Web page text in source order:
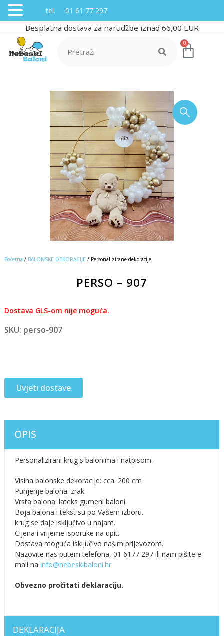
Besplatna dostava za narudžbe iznad 66,00 EUR
0
Početna / BALONSKE DEKORACIJE / Personalizirane dekoracije
PERSO – 907
Dostava GLS-om nije moguća.
SKU: perso-907
Uvjeti dostave
OPIS
Personalizirani krug s balonima i natpisom.
Visina balonske dekoracije: cca. 200 cm
Punjenje balona: zrak
Vrsta balona: lateks gumeni baloni
Boja balona i tekst su po Vašem izboru.
krug se daje isključivo u najam.
Cijena i vrijeme isporuke na upit.
Dostava moguća isključivo našim prijevozom.
Nazovite nas putem telefona, 01 6177 297 ili nam pišite e-
mail na info@nebeskibaloni.hr
Obvezno pročitati deklaraciju.
DEKLARACIJA
tel. 01 61 77 297